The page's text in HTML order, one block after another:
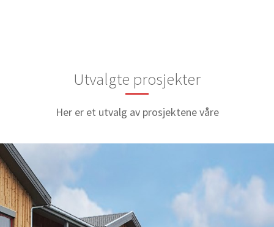
Utvalgte prosjekter
Her er et utvalg av prosjektene våre